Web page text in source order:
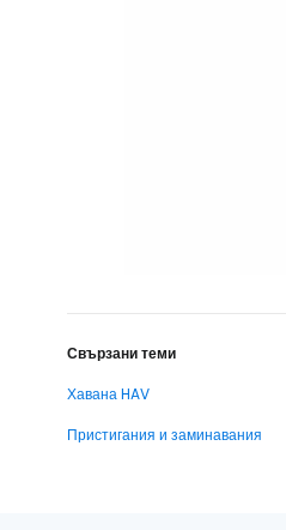
Свързани теми
Хавана HAV
Пристигания и заминавания